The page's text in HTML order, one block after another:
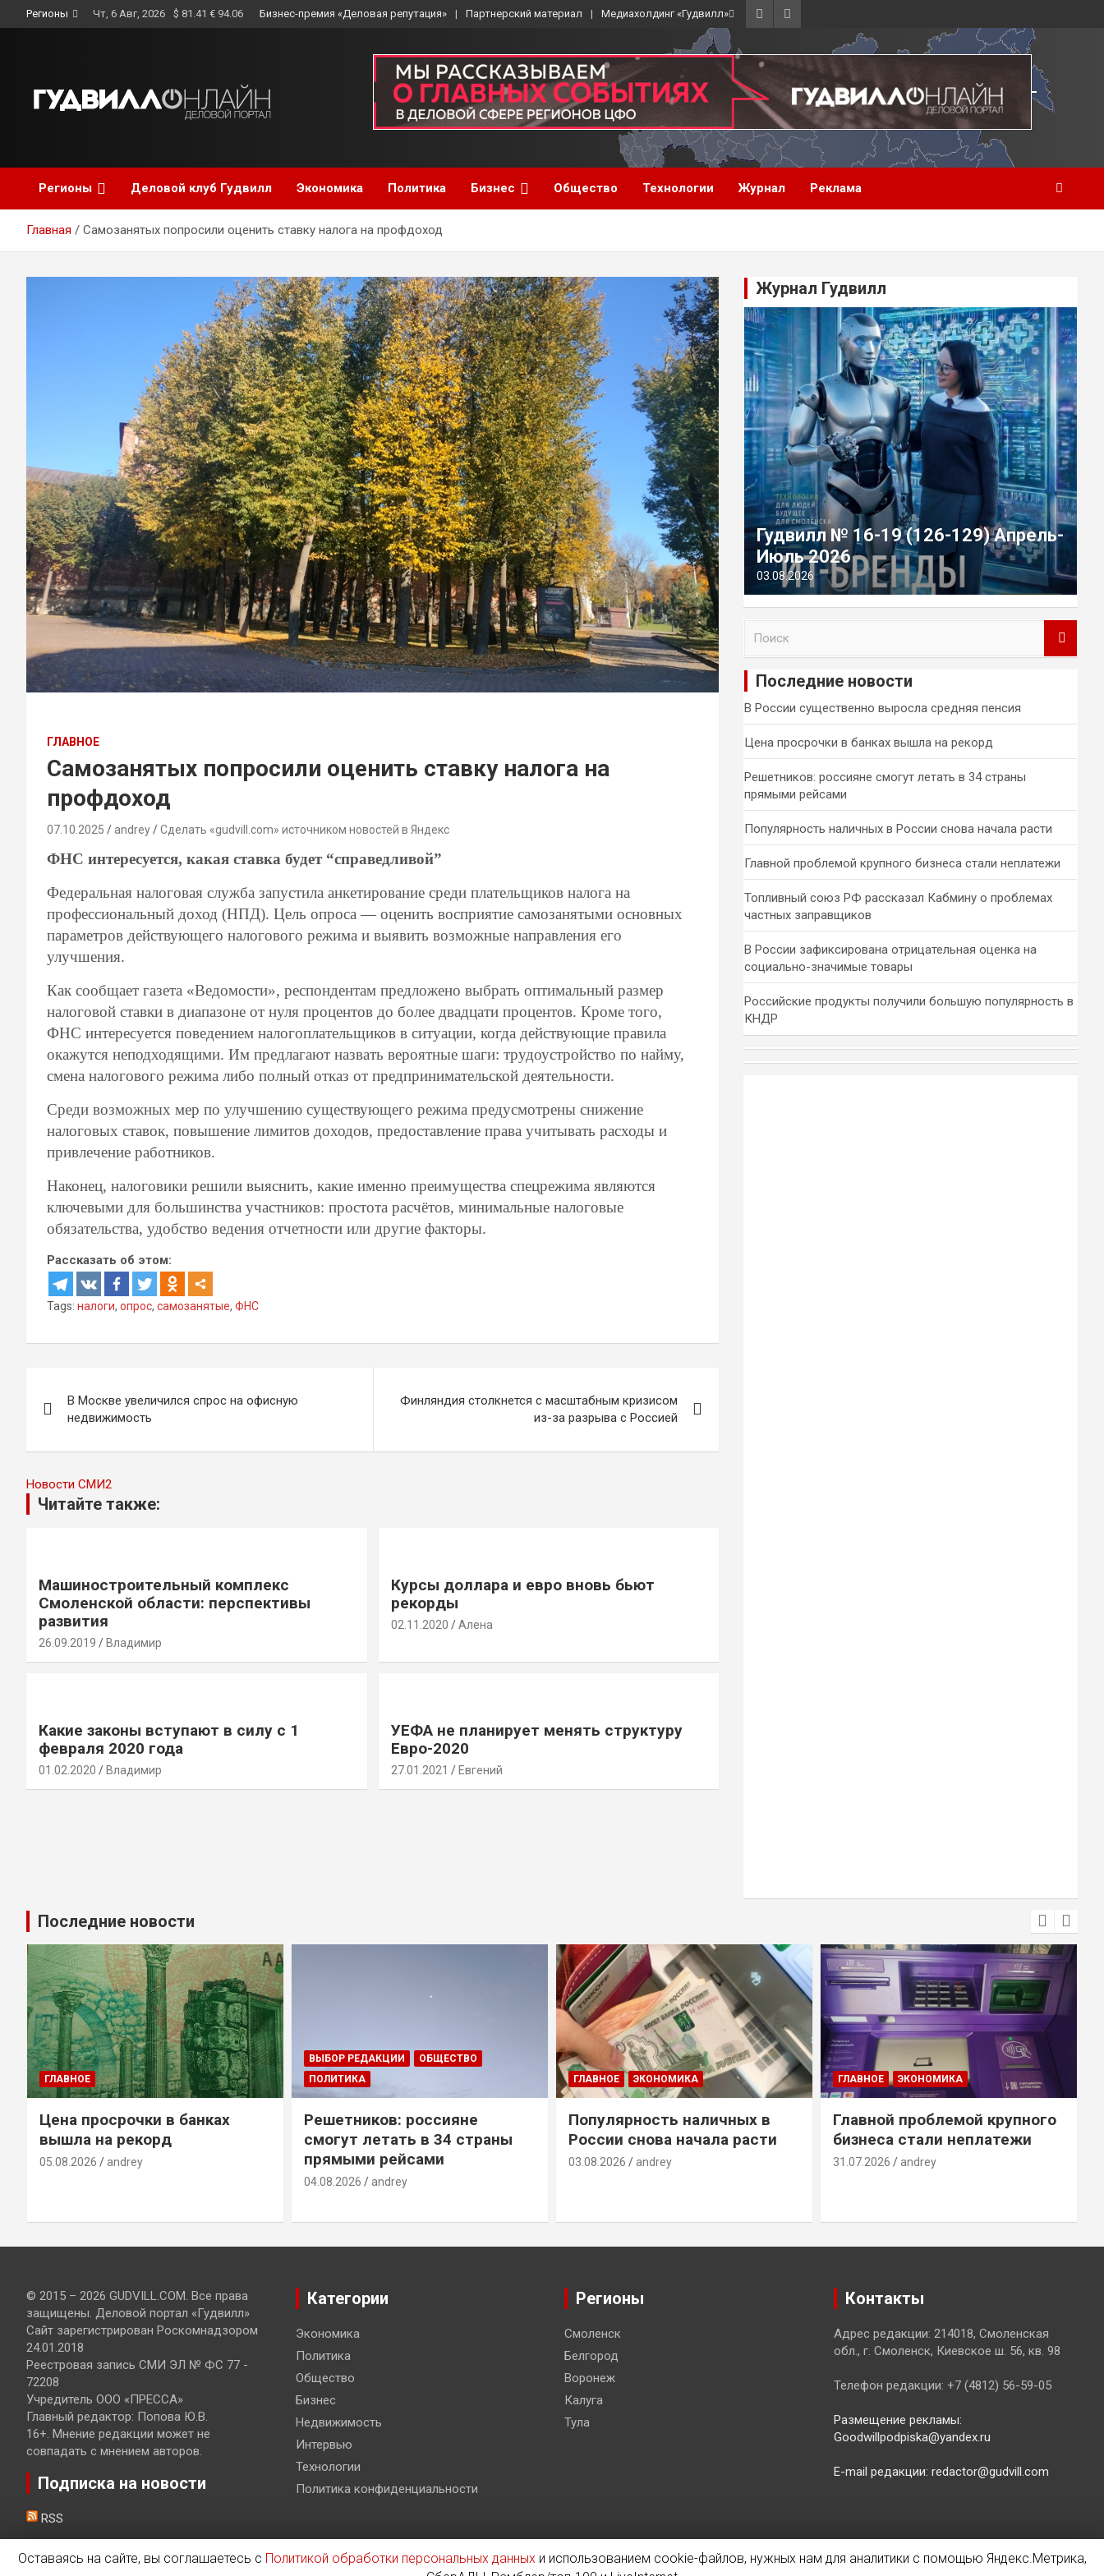
to
Регионы Чт, 6 Авг, 2026 $ 81.41 € 94.06 Бизнес-премия «Деловая репутация» Партнерский материал Медиахолдинг «Гудвилл»
Регионы Деловой клуб Гудвилл Экономика Политика Бизнес Общество Технологии Журнал Реклама
Главная Самозанятых попросили оценить ставку налога на профдоход
ГЛАВНОЕ
Самозанятых попросили оценить ставку налога на
профдоход
07.10.2025 andrey Сделать «gudvill.com» источником новостей в Яндекс
ФНС интересуется, какая ставка будет “справедливой”
Федеральная налоговая служба запустила анкетирование среди плательщиков налога на
профессиональный доход (НПД). Цель опроса — оценить восприятие самозанятыми основных
параметров действующего налогового режима и выявить возможные направления его
улучшения.
Как сообщает газета «Ведомости», респондентам предложено выбрать оптимальный размер
налоговой ставки в диапазоне от нуля процентов до более двадцати процентов. Кроме того,
ФНС интересуется поведением налогоплательщиков в ситуации, когда действующие правила
окажутся неподходящими. Им предлагают назвать вероятные шаги: трудоустройство по найму,
смена налогового режима либо полный отказ от предпринимательской деятельности.
Среди возможных мер по улучшению существующего режима предусмотрены снижение
налоговых ставок, повышение лимитов доходов, предоставление права учитывать расходы и
привлечение работников.
Наконец, налоговики решили выяснить, какие именно преимущества спецрежима являются
ключевыми для большинства участников: простота расчётов, минимальные налоговые
обязательства, удобство ведения отчетности или другие факторы.
Рассказать об этом:
Tags: налоги, опрос, самозанятые, ФНС
по
записям
В Москве увеличился спрос на офисную
недвижимость
Финляндия столкнется с масштабным кризисом
из-за разрыва с Россией
Новости СМИ2
Читайте также:
Машиностроительный комплекс
Смоленской области: перспективы
развития
26.09.2019 Владимир
Курсы доллара и евро вновь бьют
рекорды
02.11.2020 Алена
Какие законы вступают в силу с 1
февраля 2020 года
01.02.2020 Владимир
УЕФА не планирует менять структуру
Евро-2020
27.01.2021 Евгений
Журнал Гудвилл
Гудвилл № 16-19 (126-129) Апрель-
Июль 2026
03.08.2026
и
Последние новости
В России существенно выросла средняя пенсия
Цена просрочки в банках вышла на рекорд
Решетников: россияне смогут летать в 34 страны
прямыми рейсами
Популярность наличных в России снова начала расти
Главной проблемой крупного бизнеса стали неплатежи
Топливный союз РФ рассказал Кабмину о проблемах
частных заправщиков
В России зафиксирована отрицательная оценка на
социально-значимые товары
Российские продукты получили большую популярность в
КНДР
Последние новости
ГЛАВНОЕ
Цена просрочки в банках
вышла на рекорд
05.08.2026 andrey
ВЫБОР РЕДАКЦИИ
ОБЩЕСТВО
ПОЛИТИКА
Решетников: россияне
смогут летать в 34 страны
прямыми рейсами
04.08.2026 andrey
ГЛАВНОЕ ЭКОНОМИКА
Популярность наличных в
России снова начала расти
03.08.2026 andrey
ГЛАВНОЕ ЭКОНОМИКА
Главной проблемой крупного
бизнеса стали неплатежи
31.07.2026 andrey
© 2015 – 2026 GUDVILL.COM. Все права
защищены. Деловой портал «Гудвилл»
Сайт зарегистрирован Роскомнадзором
24.01.2018
Реестровая запись СМИ ЭЛ № ФС 77 -
72208
Учредитель ООО «ПРЕССА»
Главный редактор: Попова Ю.В.
16+. Мнение редакции может не
совпадать с мнением авторов.
Подписка на новости
RSS
Категории
Экономика
Политика
Общество
Бизнес
Недвижимость
Интервью
Технологии
Политика конфиденциальности
Регионы
Смоленск
Белгород
Воронеж
Калуга
Тула
Контакты
Адрес редакции: 214018, Смоленская
обл., г. Смоленск, Киевское ш. 56, кв. 98
Телефон редакции: +7 (4812) 56-59-05
Размещение рекламы:
Goodwillpodpiska@yandex.ru
E-mail редакции: redactor@gudvill.com
Оставаясь на сайте, вы соглашаетесь с Политикой обработки персональных данныхи использованием cookie-файлов, нужных нам для аналитики с помощью Яндекс.Метрика,